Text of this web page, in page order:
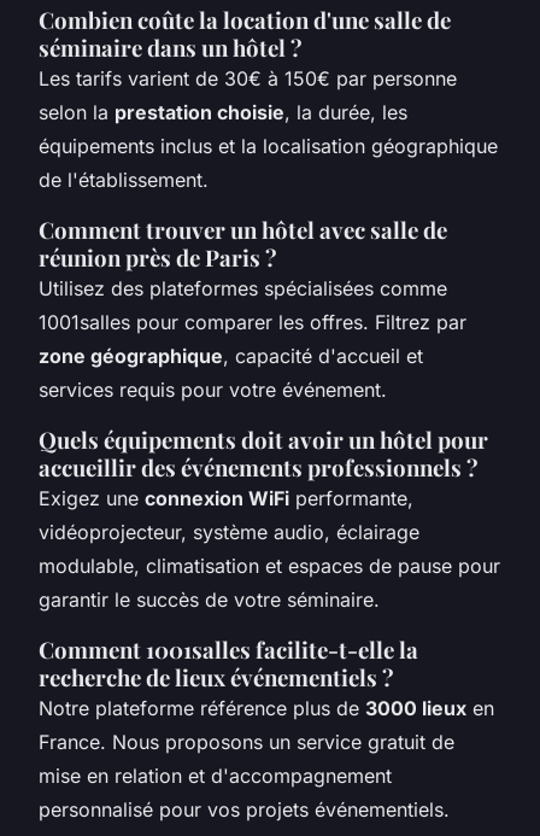
Combien coûte la location d'une salle de
séminaire dans un hôtel ?
Les tarifs varient de 30€ à 150€ par personne
selon la prestation choisie, la durée, les
équipements inclus et la localisation géographique
de l'établissement.
Comment trouver un hôtel avec salle de
réunion près de Paris ?
Utilisez des plateformes spécialisées comme
1001salles pour comparer les offres. Filtrez par
zone géographique, capacité d'accueil et
services requis pour votre événement.
Quels équipements doit avoir un hôtel pour
accueillir des événements professionnels ?
Exigez une connexion WiFi performante,
vidéoprojecteur, système audio, éclairage
modulable, climatisation et espaces de pause pour
garantir le succès de votre séminaire.
Comment 1001salles facilite-t-elle la
recherche de lieux événementiels ?
Notre plateforme référence plus de 3000 lieux en
France. Nous proposons un service gratuit de
mise en relation et d'accompagnement
personnalisé pour vos projets événementiels.